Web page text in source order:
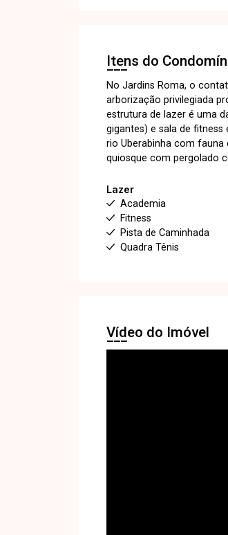
Itens do
No Jardins Roma, o
arborização privilegiada
estrutura de lazer é uma
gigantes) e sala de fitness
rio Uberabinha com fauna
quiosque com pergolado
Lazer
Academia
Fitness
Pista de Caminhada
Quadra Tênis
Vídeo do Imóvel